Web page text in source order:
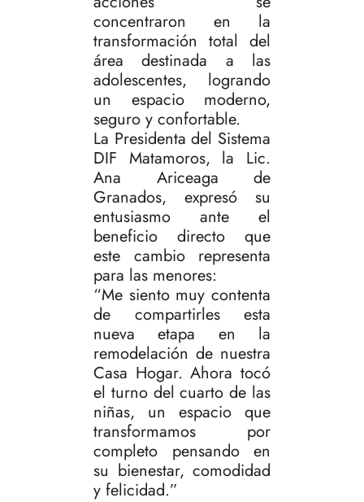
concentraron en la
transformación total del
área destinada a las
adolescentes, logrando
un espacio moderno,
seguro y confortable.
La Presidenta del Sistema
DIF Matamoros, la Lic.
Ana Ariceaga de
Granados, expresó su
entusiasmo ante el
beneficio directo que
este cambio representa
para las menores:
“Me siento muy contenta
de compartirles esta
nueva etapa en la
remodelación de nuestra
Casa Hogar. Ahora tocó
el turno del cuarto de las
niñas, un espacio que
transformamos por
completo pensando en
su bienestar, comodidad
y felicidad.”